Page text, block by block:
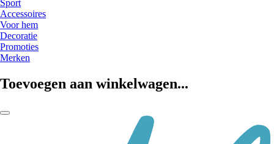
Sport
Accessoires
Voor hem
Decoratie
Promoties
Merken
Toevoegen aan winkelwagen...